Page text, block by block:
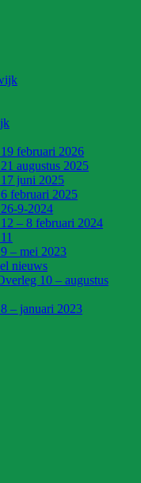
februari 2026
augustus 2025
juni 2025
februari 2025
9-2024
– 8 februari 2024
– mei 2023
nieuws
10 – augustus
– januari 2023